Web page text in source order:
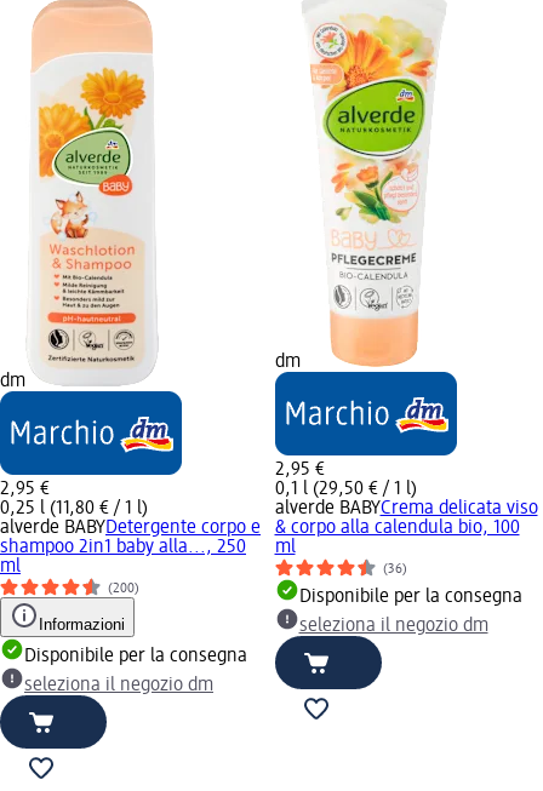
dm
2,95 €
0,25 l (11,80 € / 1 l)
alverde BABYDetergente corpo e
shampoo 2in1 baby alla..., 250
ml
(200)
Informazioni
Disponibile per la consegna
seleziona il negozio dm
dm
2,95 €
0,1 l (29,50 € / 1 l)
alverde BABYCrema delicata viso
& corpo alla calendula bio, 100
ml
(36)
Disponibile per la consegna
seleziona il negozio dm